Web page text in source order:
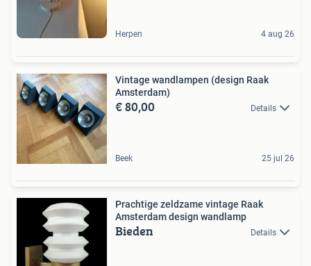
Herpen 4 aug 26
Vintage wandlampen (design Raak
Amsterdam)
€ 80,00 Details
Beek 25 jul 26
Prachtige zeldzame vintage Raak
Amsterdam design wandlamp
Bieden Details